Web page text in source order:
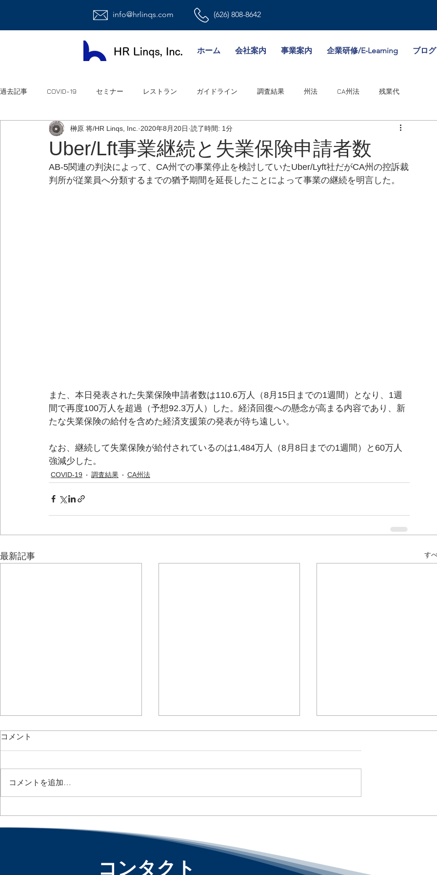
info@hrlinqs.com (626) 808-8642
ホーム 会社案内 事業案内 企業研修/E-Learning ブログ
過去記事 COVID-19 セミナー レストラン ガイドライン 調査結果 州法 CA州法 残業代
時給社員/月給社員 最低賃金 給与 福利厚生 就業規則
ハラスメント 雇用 連邦法 退職金 職場環境 WA州法 ビザ 失業保険 NY州法 人事考課
Uber/Lft事業継続と失業保険申請者数
榊原 将/HR Linqs, Inc. 2020年8月20日 読了時間: 1分
AB-5関連の判決によって、CA州での事業停止を検討していたUber/Lyft社だがCA州の控訴裁
判所が従業員へ分類するまでの猶予期間を延長したことによって事業の継続を明言した。
また、本日発表された失業保険申請者数は110.6万人（8月15日までの1週間）となり、1週
間で再度100万人を超過（予想92.3万人）した。経済回復への懸念が高まる内容であり、新
たな失業保険の給付を含めた経済支援策の発表が待ち遠しい。
なお、継続して失業保険が給付されているのは1,484万人（8月8日までの1週間）と60万人
強減少した。
COVID-19 調査結果 CA州法
最新記事 す
Using Drugs :「アメリカ人事
Labor Market Is Cooling :「ア
メリカ人事界隈」#アメリカ
HR #HRLinqs
#HRLinqsLearning
「アメリカ人事界隈」#ア
コメント
コメントを追加…
コンタクト